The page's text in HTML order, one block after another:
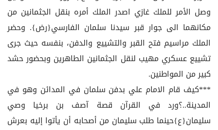
وصل الأمر للملك غازي اصدر الملك أمره بنقل الجثمانين من
مكانهما الى جوار قبر سيدنا سلمان الفارسي{رض}. وحضر
الملك مراسيم فتح القبر والتشييع والدفن، بنفسه حيث جرى
تشييع عسكري مهيب لنقل الجثمانين الطاهرين وبحضور حشد
كبير من المواطنين.
***كيف قام الامام علي بدفن سلمان في المدائن وهو في
المدينة..؟ورد في القرآن قصة آصف بن برخيا وصي
سليمان{ع}حينما طلب سليمان من أصحابه أن يأتوا إليه بعرش